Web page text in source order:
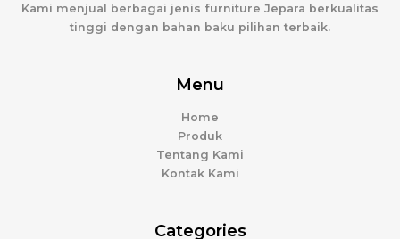
Kami menjual berbagai jenis furniture Jepara berkualitas
tinggi dengan bahan baku pilihan terbaik.
Menu
Home
Produk
Tentang Kami
Kontak Kami
Categories